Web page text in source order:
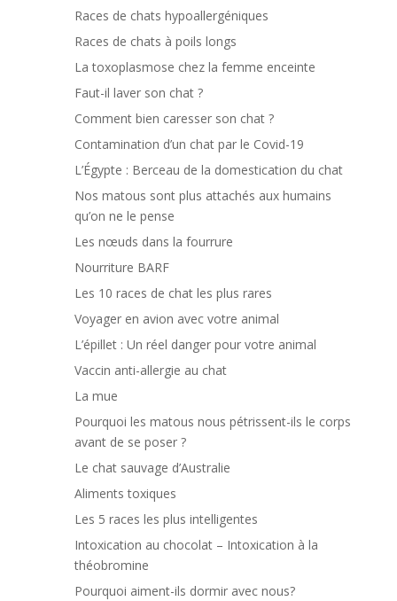
Races de chats hypoallergéniques
Races de chats à poils longs
La toxoplasmose chez la femme enceinte
Faut-il laver son chat ?
Comment bien caresser son chat ?
Contamination d’un chat par le Covid-19
L’Égypte : Berceau de la domestication du chat
Nos matous sont plus attachés aux humains
qu’on ne le pense
Les nœuds dans la fourrure
Nourriture BARF
Les 10 races de chat les plus rares
Voyager en avion avec votre animal
L’épillet : Un réel danger pour votre animal
Vaccin anti-allergie au chat
La mue
Pourquoi les matous nous pétrissent-ils le corps
avant de se poser ?
Le chat sauvage d’Australie
Aliments toxiques
Les 5 races les plus intelligentes
Intoxication au chocolat – Intoxication à la
théobromine
Pourquoi aiment-ils dormir avec nous?